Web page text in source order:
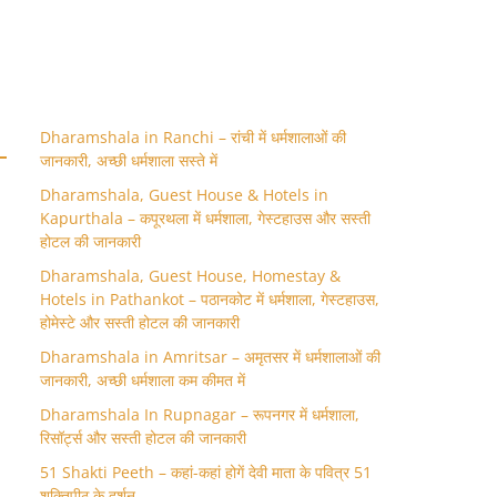
Dharamshala in Ranchi – रांची में धर्मशालाओं की
जानकारी, अच्छी धर्मशाला सस्ते में
Dharamshala, Guest House & Hotels in
Kapurthala – कपूरथला में धर्मशाला, गेस्टहाउस और सस्ती
होटल की जानकारी
Dharamshala, Guest House, Homestay &
Hotels in Pathankot – पठानकोट में धर्मशाला, गेस्टहाउस,
होमेस्टे और सस्ती होटल की जानकारी
Dharamshala in Amritsar – अमृतसर में धर्मशालाओं की
जानकारी, अच्छी धर्मशाला कम कीमत में
Dharamshala In Rupnagar – रूपनगर में धर्मशाला,
रिसॉर्ट्स और सस्ती होटल की जानकारी
51 Shakti Peeth – कहां-कहां होगें देवी माता के पवित्र 51